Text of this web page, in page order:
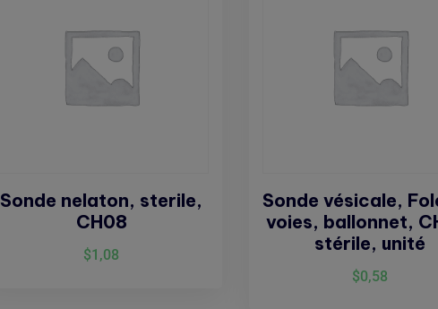
Sonde nelaton, sterile,
CH08
$1,08
Sonde vésicale,
voies, ballonnet,
stérile, unité
$0,58